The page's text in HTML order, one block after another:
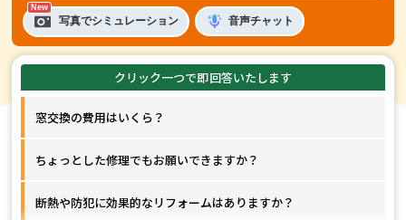
写真でシミュレーション 音声チャット
窓交換の費用はいくら？
ちょっとした修理でもお願いできますか？
断熱や防犯に効果的なリフォームはありますか？